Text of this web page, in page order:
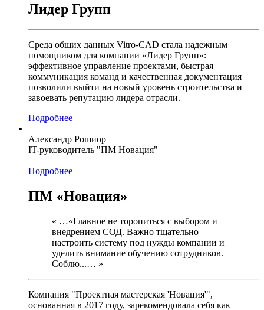
Лидер Групп
Среда общих данных Vitro-CAD стала надежным
помощником для компании «Лидер Групп»:
эффективное управление проектами, быстрая
коммуникация команд и качественная документация
позволили выйти на новый уровень строительства и
завоевать репутацию лидера отрасли.
Подробнее
Александр Рошиор
IT-руководитель "ПМ Новация"
Подробнее
ПМ «Новация»
« …«Главное не торопиться с выбором и
внедрением СОД. Важно тщательно
настроить систему под нужды компании и
уделить внимание обучению сотрудников.
Соблю...… »
Компания "Проектная мастерская 'Новация'",
основанная в 2017 году, зарекомендовала себя как